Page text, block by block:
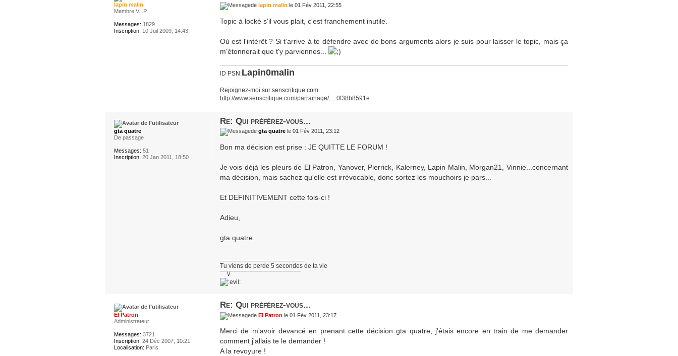
de lapin malin le 01 Fév 2011, 22:55
Topic à locké s'il vous plait, c'est franchement inutile.
Où est l'intérêt ? Si t'arrive à te défendre avec de bons arguments alors je suis pour laisser le topic, mais ça
m'étonnerait que t'y parviennes...
ID PSN:Lapin0malin
Rejoignez-moi sur senscritique.com
http://www.senscritique.com/parrainage/ ... 0f38b8591e
lapin malin
Membre V.I.P
Messages: 1829
Inscription: 10 Juil 2009, 14:43
Re: Qui préférez-vous...
de gta quatrele 01 Fév 2011, 23:12
Bon ma décision est prise : JE QUITTE LE FORUM !
Je vois déjà les pleurs de El Patron, Yanover, Pierrick, Kalerney, Lapin Malin, Morgan21, Vinnie...concernant
ma décision, mais sachez qu'elle est irrévocable, donc sortez les mouchoirs je pars...
Et DEFINITIVEMENT cette fois-ci !
Adieu,
gta quatre.
Tu viens de perde 5 secondes de ta vie
¯¯\/¯¯¯¯¯¯¯¯¯¯¯¯¯¯¯¯¯¯¯¯
gta quatre
De passage
Messages: 51
Inscription: 20 Jan 2011, 18:50
Re: Qui préférez-vous...
de El Patron le 01 Fév 2011, 23:17
Merci de m'avoir devancé en prenant cette décision gta quatre, j'étais encore en train de me demander
comment j'allais te le demander !
A la revoyure !
El Patron
Administrateur
Messages: 3721
Inscription: 24 Déc 2007, 10:21
Localisation: Paris